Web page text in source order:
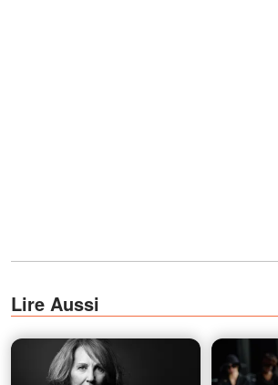
Lire Aussi